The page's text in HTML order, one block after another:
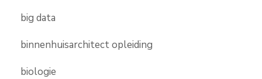
big data
binnenhuisarchitect opleiding
biologie